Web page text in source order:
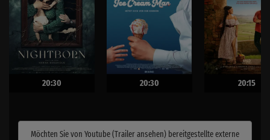
20:30 20:30 20:15
Möchten Sie von Youtube (Trailer ansehen) bereitgestellte externe